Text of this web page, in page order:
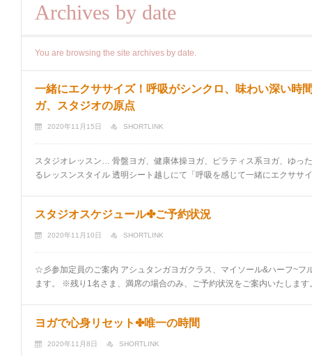
Archives by date
You are browsing the site archives by date.
一緒にエクササイズ！呼吸がシンクロ、味わい深い時
ガ、スタジオの原点
2020年11月15日 SHORTLINK
スタジオレッスン… 骨盤ヨガ、健康体操ヨガ、ピラティス系ヨガ、ゆっ
るレッスンスタイル 透明シート越しにて「呼吸を感じて一緒にエクササ
スタジオスケジュール✤ご予約状況
2020年11月10日 SHORTLINK
☆彡参加定員のご案内 アシュタンガヨガクラス、マイソール&ハーフ~フ
ます。 ※残り1名さま、満席の場合のみ、ご予約状況をご案内いたしま
ヨガで心身リセット✤唯一の時間
2020年11月8日 SHORTLINK